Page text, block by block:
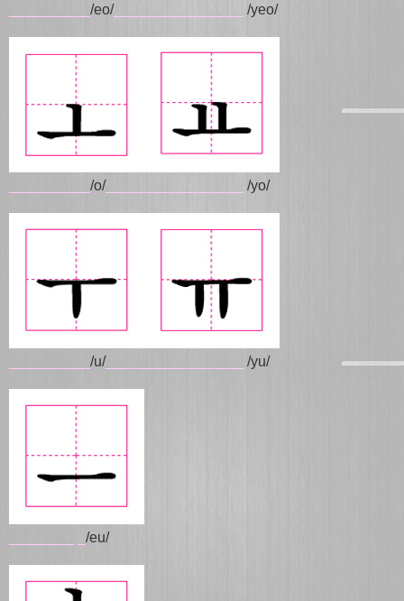
/eo/________________ /yeo/
/o/_________________ /yo/
/u/_________________ /yu/
/eu/